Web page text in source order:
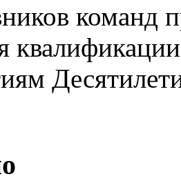
команд